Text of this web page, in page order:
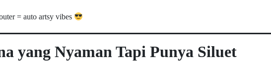
= auto artsy vibes
yang Nyaman Tapi Punya Siluet